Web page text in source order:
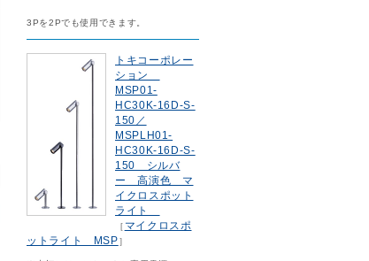
3Pを2Pでも使用できます。
トキコーポレー
ション
MSP01-
HC30K-16D-S-
150／
MSPLH01-
HC30K-16D-S-
150 シルバ
ー 高演色 マ
イクロスポット
ライト
［ マイクロスポ
ットライト MSP］